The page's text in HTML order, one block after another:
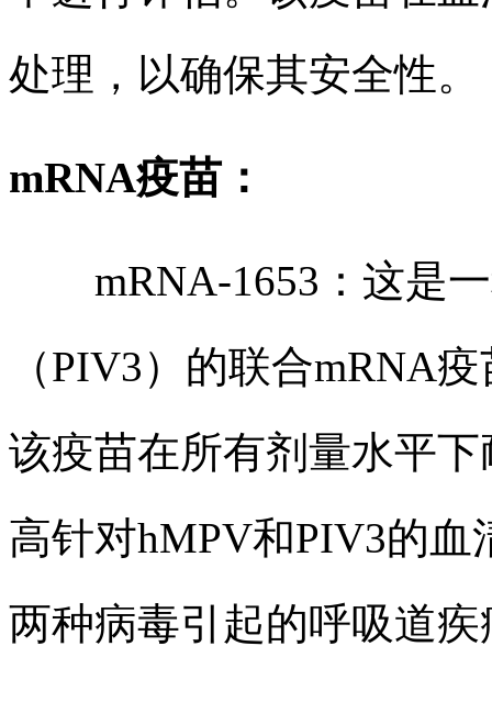
处理，以确保其安全性。
mRNA疫苗：
mRNA-1653：这是一
（PIV3）的联合mRNA
该疫苗在所有剂量水平
高针对hMPV和PIV3的
两种病毒引起的呼吸道